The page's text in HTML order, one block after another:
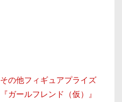
その他フィギュアプライズ
『ガールフレンド（仮）』